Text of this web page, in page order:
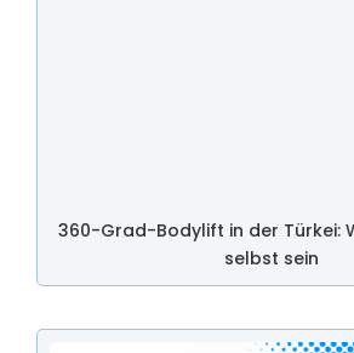
360-Grad-Bodylift in der Türkei:
selbst sein